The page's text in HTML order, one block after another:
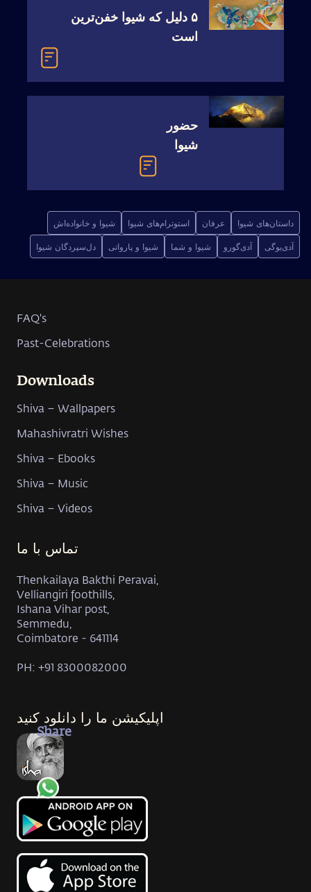
۵ دلیل که شیوا خفن‌ترین
است
حضور
شیوا
داستان‌های شیوا عرفان استوترام‌های شیوا شیوا و خانواده‌اش
آدی‌یوگی آدی‌گورو شیوا و شما شیوا و پارواتی دل‌سپردگان شیوا
Share
FAQ's
Past-Celebrations
Downloads
Shiva – Wallpapers
Mahashivratri Wishes
Shiva – Ebooks
Shiva – Music
Shiva – Videos
تماس با ما
Thenkailaya Bakthi Peravai,
Velliangiri foothills,
Ishana Vihar post,
Semmedu,
Coimbatore - 641114
PH: +91 8300082000
اپلیکیشن ما را دانلود کنید